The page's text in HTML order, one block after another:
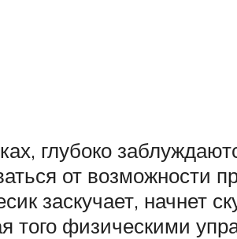
глубоко
от возможности
заскучает, начнет
того физическими